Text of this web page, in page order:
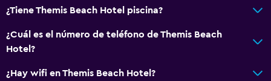
¿Tiene Themis Beach Hotel piscina?
¿Cuál es el número de teléfono de Themis Beach
Hotel?
¿Hay wifi en Themis Beach Hotel?